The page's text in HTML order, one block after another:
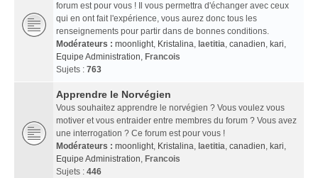
forum est pour vous ! Il vous permettra d'échanger avec ceux
qui en ont fait l'expérience, vous aurez donc tous les
renseignements pour partir dans de bonnes conditions.
Modérateurs : moonlight, Kristalina, laetitia, canadien, kari,
Equipe Administration, Francois
Sujets : 763
Apprendre le Norvégien
Vous souhaitez apprendre le norvégien ? Vous voulez vous
motiver et vous entraider entre membres du forum ? Vous avez
une interrogation ? Ce forum est pour vous !
Modérateurs : moonlight, Kristalina, laetitia, canadien, kari,
Equipe Administration, Francois
Sujets : 446